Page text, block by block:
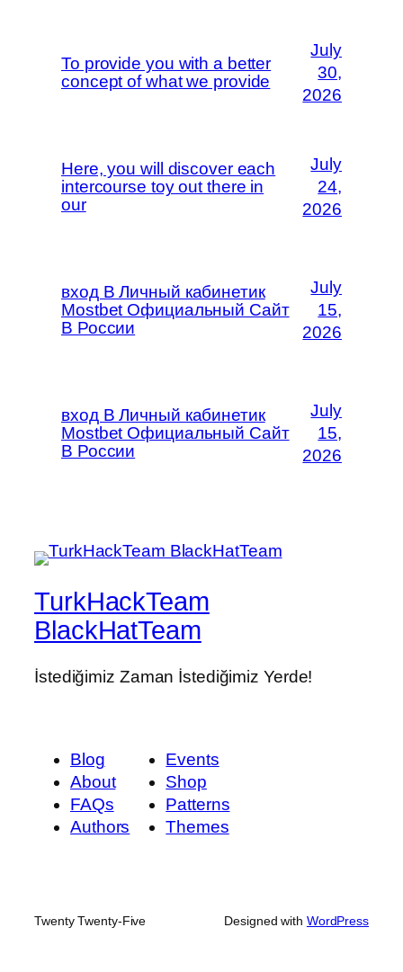
To provide you with a better
concept of what we provide
July
30,
2026
Here, you will discover each
intercourse toy out there in
our
July
24,
2026
вход В Личный кабинетик
Mostbet Официальный Сайт
В России
July
15,
2026
вход В Личный кабинетик
Mostbet Официальный Сайт
В России
July
15,
2026
TurkHackTeam
BlackHatTeam
İstediğimiz Zaman İstediğimiz Yerde!
Blog
About
FAQs
Authors
Events
Shop
Patterns
Themes
Twenty Twenty-Five Designed with WordPress